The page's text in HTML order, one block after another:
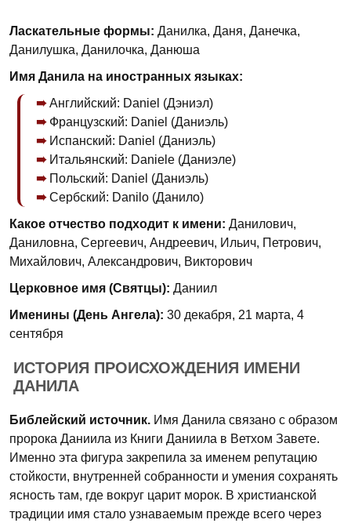
Ласкательные формы: Данилка, Даня, Данечка,
Данилушка, Данилочка, Данюша
Имя Данила на иностранных языках:
Английский: Daniel (Дэниэл)
Французский: Daniel (Даниэль)
Испанский: Daniel (Даниэль)
Итальянский: Daniele (Даниэле)
Польский: Daniel (Даниэль)
Сербский: Danilo (Данило)
Какое отчество подходит к имени: Данилович,
Даниловна, Сергеевич, Андреевич, Ильич, Петрович,
Михайлович, Александрович, Викторович
Церковное имя (Святцы): Даниил
Именины (День Ангела): 30 декабря, 21 марта, 4
сентября
ИСТОРИЯ ПРОИСХОЖДЕНИЯ ИМЕНИ
ДАНИЛА
Библейский источник. Имя Данила связано с образом
пророка Даниила из Книги Даниила в Ветхом Завете.
Именно эта фигура закрепила за именем репутацию
стойкости, внутренней собранности и умения сохранять
ясность там, где вокруг царит морок. В христианской
традиции имя стало узнаваемым прежде всего через